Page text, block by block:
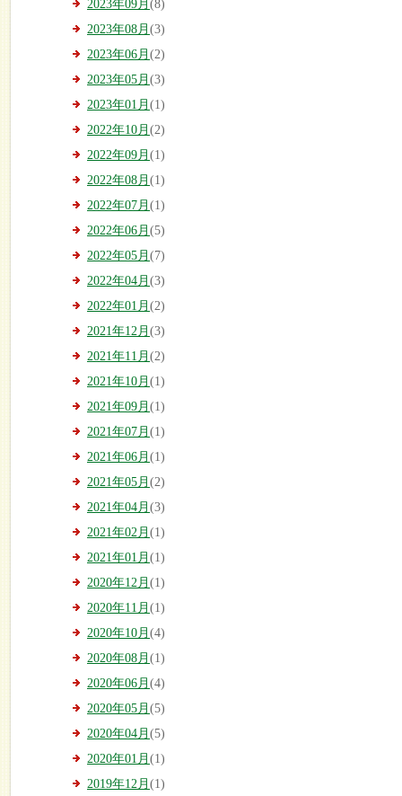
2023年09月 (8)
2023年08月 (3)
2023年06月 (2)
2023年05月 (3)
2023年01月 (1)
2022年10月 (2)
2022年09月 (1)
2022年08月 (1)
2022年07月 (1)
2022年06月 (5)
2022年05月 (7)
2022年04月 (3)
2022年01月 (2)
2021年12月 (3)
2021年11月 (2)
2021年10月 (1)
2021年09月 (1)
2021年07月 (1)
2021年06月 (1)
2021年05月 (2)
2021年04月 (3)
2021年02月 (1)
2021年01月 (1)
2020年12月 (1)
2020年11月 (1)
2020年10月 (4)
2020年08月 (1)
2020年06月 (4)
2020年05月 (5)
2020年04月 (5)
2020年01月 (1)
2019年12月 (1)